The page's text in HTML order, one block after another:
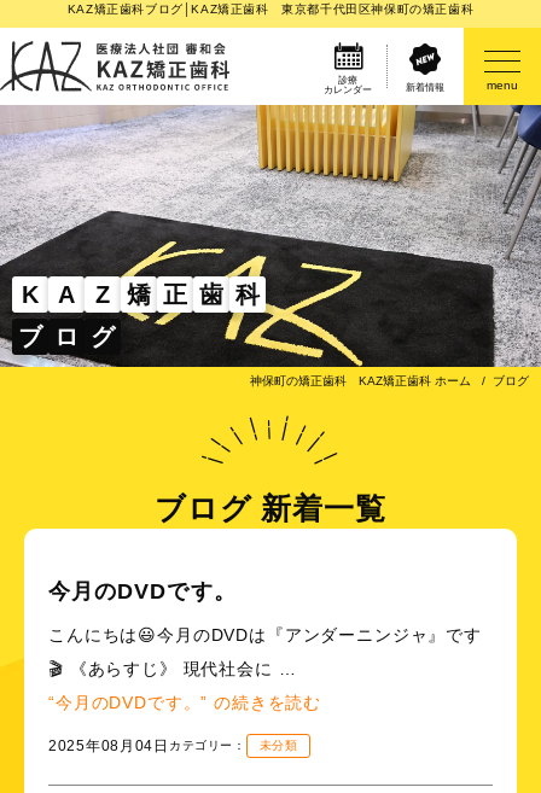
KAZ矯正歯科ブログ│KAZ矯正歯科 東京都千代田区神保町の矯正歯科
診療
カレンダー
新着情報 menu
K A Z 矯 正 歯 科
ブ ロ グ
神保町の矯正歯科 KAZ矯正歯科 ホーム ブログ
ブログ 新着一覧
今月のDVDです。
こんにちは😃今月のDVDは『アンダーニンジャ』です
🎬 《あらすじ》 現代社会に …
“今月のDVDです。” の続きを読む
2025年08月04日 カテゴリー： 未分類
医院案内
矯正歯科治療のご案内
矯正装置のご紹介
その他